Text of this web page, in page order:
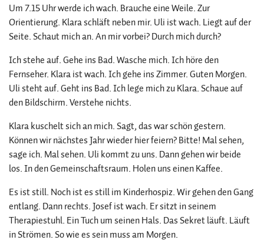
Um 7.15 Uhr werde ich wach. Brauche eine Weile. Zur
Orientierung. Klara schläft neben mir. Uli ist wach. Liegt auf der
Seite. Schaut mich an. An mir vorbei? Durch mich durch?
Ich stehe auf. Gehe ins Bad. Wasche mich. Ich höre den
Fernseher. Klara ist wach. Ich gehe ins Zimmer. Guten Morgen.
Uli steht auf. Geht ins Bad. Ich lege mich zu Klara. Schaue auf
den Bildschirm. Verstehe nichts.
Klara kuschelt sich an mich. Sagt, das war schön gestern.
Können wir nächstes Jahr wieder hier feiern? Bitte! Mal sehen,
sage ich. Mal sehen. Uli kommt zu uns. Dann gehen wir beide
los. In den Gemeinschaftsraum. Holen uns einen Kaffee.
Es ist still. Noch ist es still im Kinderhospiz. Wir gehen den Gang
entlang. Dann rechts. Josef ist wach. Er sitzt in seinem
Therapiestuhl. Ein Tuch um seinen Hals. Das Sekret läuft. Läuft
in Strömen. So wie es sein muss am Morgen.